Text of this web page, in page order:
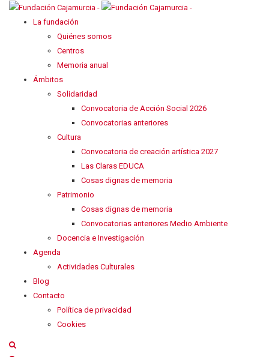
La fundación
Quiénes somos
Centros
Memoria anual
Ámbitos
Solidaridad
Convocatoria de Acción Social 2026
Convocatorias anteriores
Cultura
Convocatoria de creación artística 2027
Las Claras EDUCA
Cosas dignas de memoria
Patrimonio
Cosas dignas de memoria
Convocatorias anteriores Medio Ambiente
Docencia e Investigación
Agenda
Actividades Culturales
Blog
Contacto
Política de privacidad
Cookies